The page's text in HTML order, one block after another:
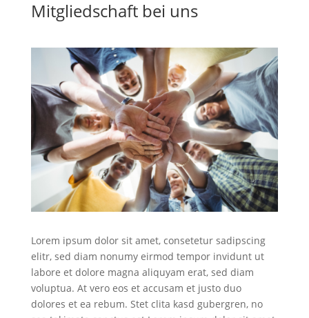
Mitgliedschaft bei uns
Lorem ipsum dolor sit amet, consetetur sadipscing
elitr, sed diam nonumy eirmod tempor invidunt ut
labore et dolore magna aliquyam erat, sed diam
voluptua. At vero eos et accusam et justo duo
dolores et ea rebum. Stet clita kasd gubergren, no